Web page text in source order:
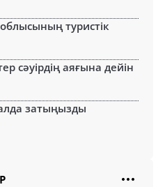
туристік
сәуірдің аяғына дейін
затыңызды